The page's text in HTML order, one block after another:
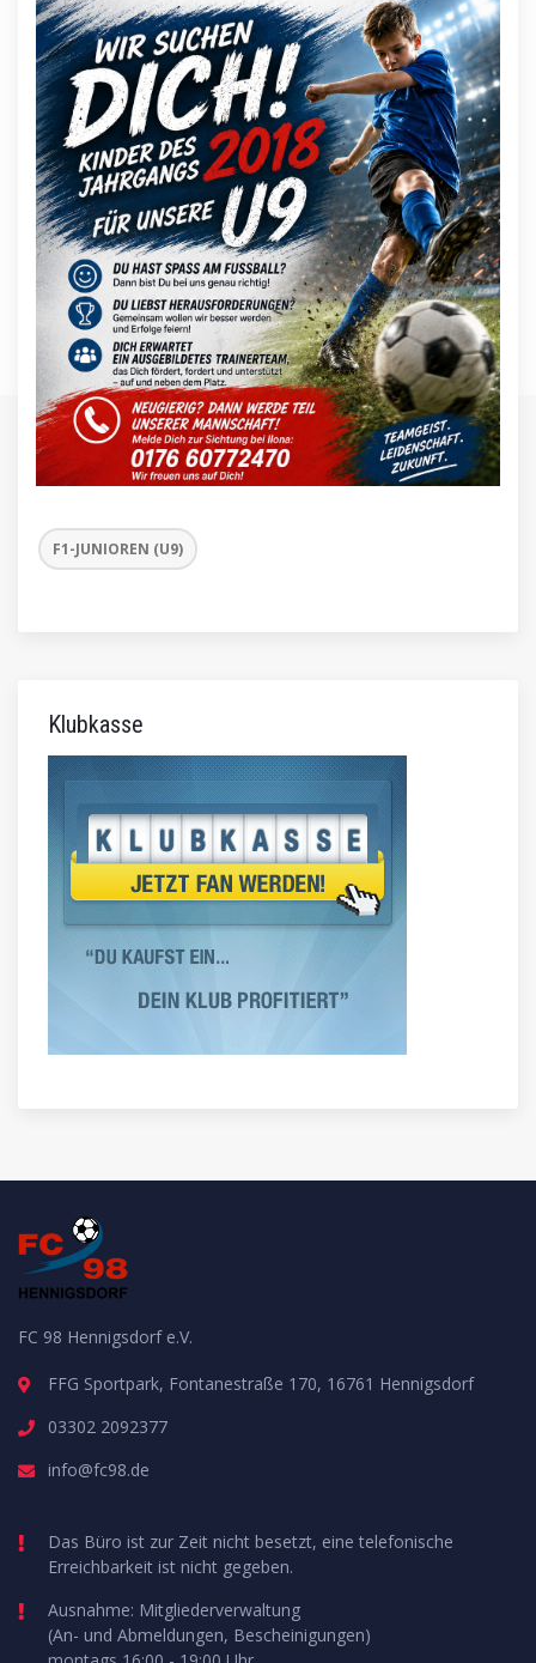
F1-JUNIOREN (U9)
Klubkasse
FC 98 Hennigsdorf e.V.
FFG Sportpark, Fontanestraße 170, 16761 Hennigsdorf
03302 2092377
info@fc98.de
Das Büro ist zur Zeit nicht besetzt, eine telefonische
Erreichbarkeit ist nicht gegeben.
Ausnahme: Mitgliederverwaltung
(An- und Abmeldungen, Bescheinigungen)